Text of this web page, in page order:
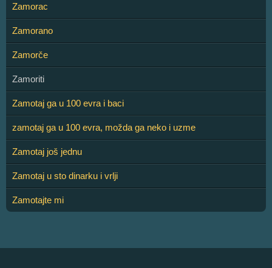
Zamorac
Zamorano
Zamorče
Zamoriti
Zamotaj ga u 100 evra i baci
zamotaj ga u 100 evra, možda ga neko i uzme
Zamotaj još jednu
Zamotaj u sto dinarku i vrlji
Zamotajte mi